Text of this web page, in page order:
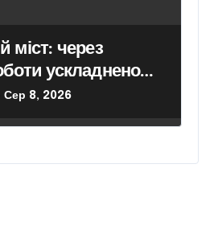
міст: через
ускладнено
Сер 8, 2026